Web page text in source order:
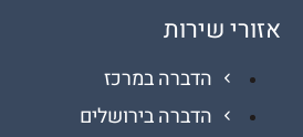
שירות
הדברה במרכז
הדברה בירושלים